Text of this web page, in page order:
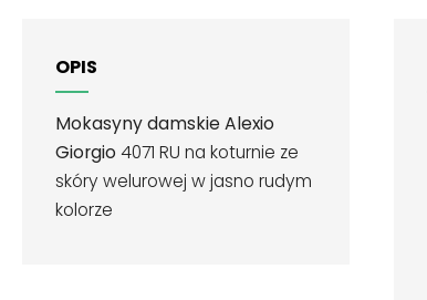
OPIS
Mokasyny damskie Alexio
Giorgio 4071 RU na koturnie ze
skóry welurowej w jasno rudym
kolorze